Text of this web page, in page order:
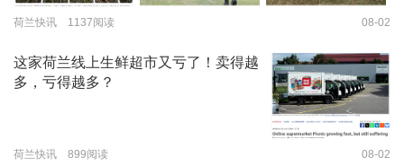
荷兰快讯 1137阅读 08-02
这家荷兰线上生鲜超市又亏了！卖得越
多，亏得越多？
荷兰快讯 899阅读 08-02